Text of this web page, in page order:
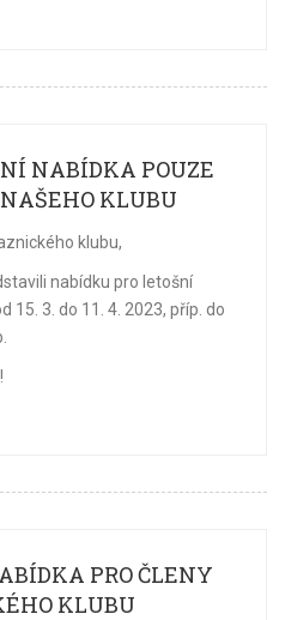
NABÍDKA POUZE
KLUBU
klubu,
nabídku pro letošní
15. 3. do 11. 4. 2023, příp. do
PRO ČLENY
KLUBU